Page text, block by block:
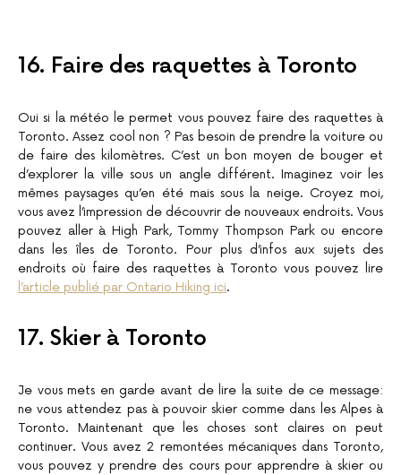
16. Faire des raquettes à Toronto
Oui si la météo le permet vous pouvez faire des raquettes à
Toronto. Assez cool non ? Pas besoin de prendre la voiture ou
de faire des kilomètres. C’est un bon moyen de bouger et
d’explorer la ville sous un angle différent. Imaginez voir les
mêmes paysages qu’en été mais sous la neige. Croyez moi,
vous avez l’impression de découvrir de nouveaux endroits. Vous
pouvez aller à High Park, Tommy Thompson Park ou encore
dans les îles de Toronto. Pour plus d’infos aux sujets des
endroits où faire des raquettes à Toronto vous pouvez lire
l’article publié par Ontario Hiking ici.
17. Skier à Toronto
Je vous mets en garde avant de lire la suite de ce message:
ne vous attendez pas à pouvoir skier comme dans les Alpes à
Toronto. Maintenant que les choses sont claires on peut
continuer. Vous avez 2 remontées mécaniques dans Toronto,
vous pouvez y prendre des cours pour apprendre à skier ou